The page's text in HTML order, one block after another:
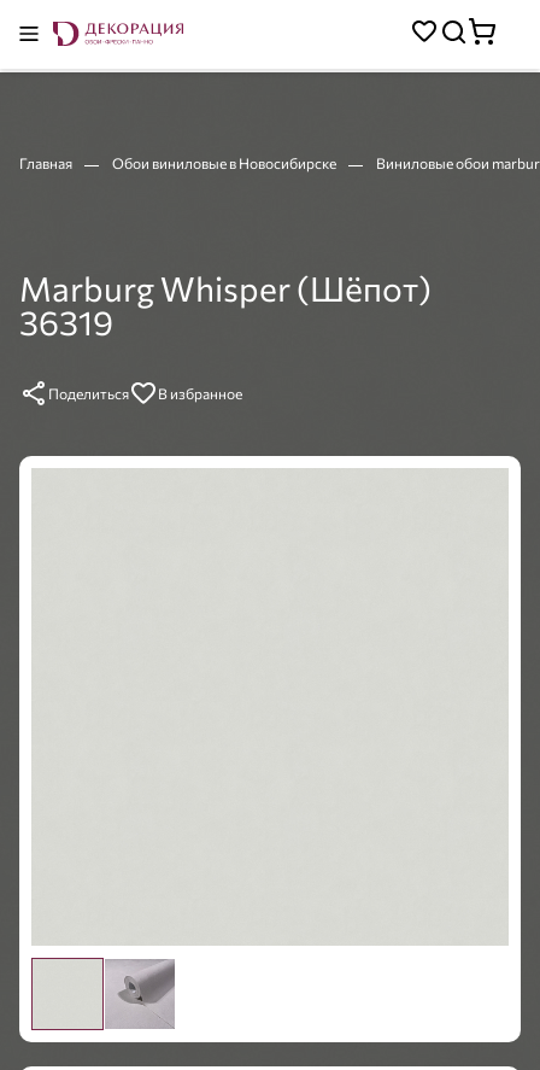
Главная Обои виниловые в Новосибирске Виниловые обои
Marburg Whisper (Шёпот)
36319
Поделиться В избранное